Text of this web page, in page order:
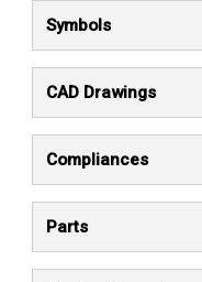
Symbols
CAD Drawings
Compliances
Parts